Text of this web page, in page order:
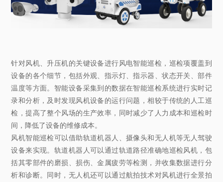
针对风机、升压机的关键设备进行风电智能巡检，巡检项覆盖到
设备的各个细节，包括外观、指示灯、指示器、状态开关、部件
温度等方面。智能设备采集到的数据在智能巡检系统进行实时记
录和分析，及时发现风机设备的运行问题，相较于传统的人工巡
检，提高了整个风场的生产效率，同时减少了人力成本和巡检时
间，降低了设备的维修成本。
风机智能巡检可以借助轨道机器人、摄像头和无人机等无人驾驶
设备来实现。轨道机器人可以通过轨道路径准确地巡检风机，包
括其零部件的磨损、损伤、金属疲劳等检测，并收集数据进行分
析和诊断。同时，无人机还可以通过航拍技术对风机进行全景拍